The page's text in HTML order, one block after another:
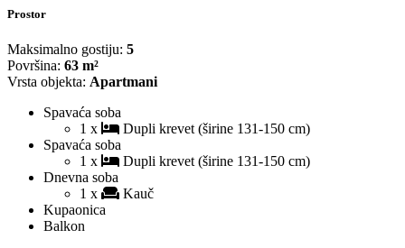
Prostor
Maksimalno gostiju: 5
Površina: 63 m²
Vrsta objekta: Apartmani
Spavaća soba
1 x
Dupli krevet (širine 131-150 cm)
Spavaća soba
1 x
Dupli krevet (širine 131-150 cm)
Dnevna soba
1 x
Kauč
Kupaonica
Balkon